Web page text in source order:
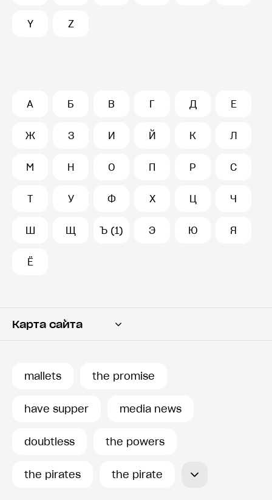
Y Z
А Б В Г Д Е
Ж З И Й К Л
М Н О П Р С
Т У Ф Х Ц Ч
Ш Щ Ъ (1) Э Ю Я
Ё
Карта сайта
mallets the promise
have supper media news
doubtless the powers
the pirates the pirate